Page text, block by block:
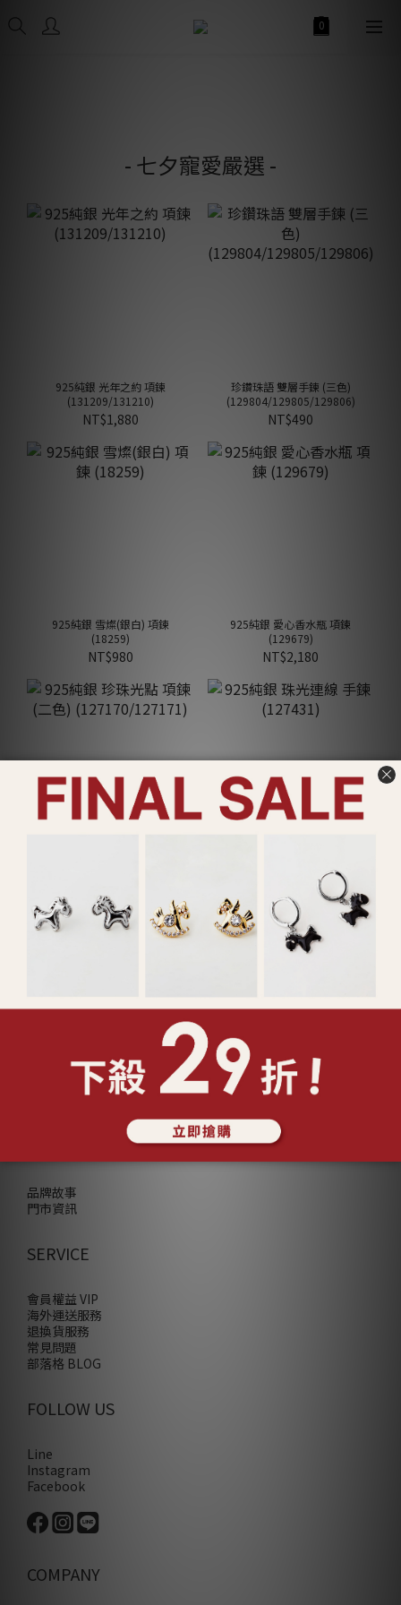
- 七夕寵愛嚴選 -
925純銀 光年之約 項鍊
(131209/131210)
NT$1,880
珍鑽珠語 雙層手鍊 (三色)
(129804/129805/129806)
NT$490
925純銀 雪燦(銀白) 項鍊
(18259)
NT$980
925純銀 愛心香水瓶 項鍊
(129679)
NT$2,180
NT$1,180 NT$780
ABOUT Lucy's
品牌故事
門市資訊
SERVICE
會員權益 VIP
海外運送服務
退換貨服務
常見問題
部落格 BLOG
FOLLOW US
Line
Instagram
Facebook
COMPANY